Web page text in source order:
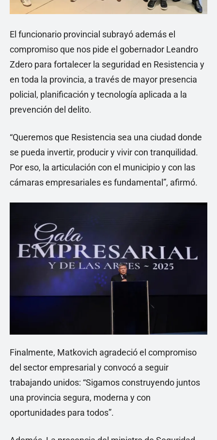
El funcionario provincial subrayó además el
compromiso que nos pide el gobernador Leandro
Zdero para fortalecer la seguridad en Resistencia y
en toda la provincia, a través de mayor presencia
policial, planificación y tecnología aplicada a la
prevención del delito.
“Queremos que Resistencia sea una ciudad donde
se pueda invertir, producir y vivir con tranquilidad.
Por eso, la articulación con el municipio y con las
cámaras empresariales es fundamental”, afirmó.
Finalmente, Matkovich agradeció el compromiso
del sector empresarial y convocó a seguir
trabajando unidos: “Sigamos construyendo juntos
una provincia segura, moderna y con
oportunidades para todos”.